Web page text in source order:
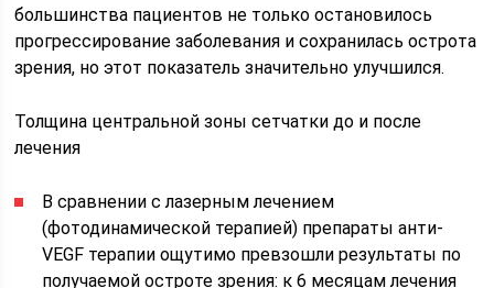
большинства пациентов не только остановилось
прогрессирование заболевания и сохранилась острота
зрения, но этот показатель значительно улучшился.
Толщина центральной зоны сетчатки до и после
лечения
В сравнении с лазерным лечением
(фотодинамической терапией) препараты анти-
VEGF терапии ощутимо превзошли результаты по
получаемой остроте зрения: к 6 месяцам лечения